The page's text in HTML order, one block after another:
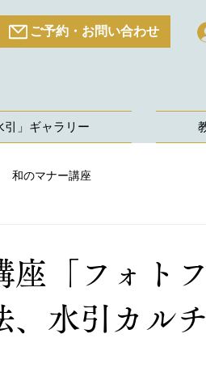
ご予約・お問い合わせ
引」ギャラリー
和のマナー講座
座「フォト
水引カル